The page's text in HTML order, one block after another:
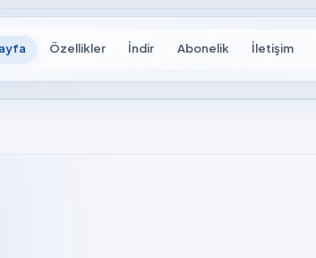
Özellikler İndir Abonelik İletişim